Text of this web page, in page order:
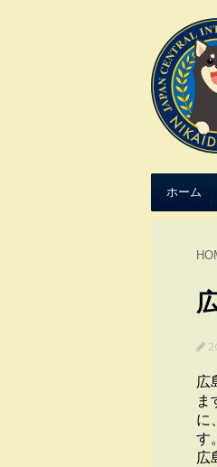
ホーム
広
ま
に
す。
広